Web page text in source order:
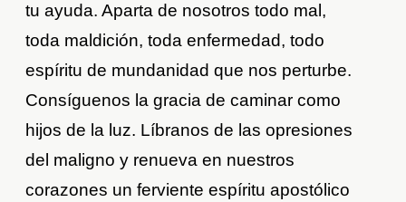
tu ayuda. Aparta de nosotros todo mal,
toda maldición, toda enfermedad, todo
espíritu de mundanidad que nos perturbe.
Consíguenos la gracia de caminar como
hijos de la luz. Líbranos de las opresiones
del maligno y renueva en nuestros
corazones un ferviente espíritu apostólico